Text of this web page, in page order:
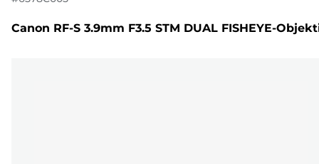
Canon RF-S 3.9mm F3.5 STM DUAL FISHEYE-